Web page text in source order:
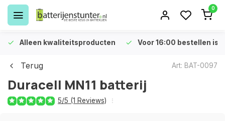
0
Alleen kwaliteitsproducten Voor 16:00 bestellen is
Terug Art: BAT-0097
Duracell MN11 batterij
5/5 (1 Reviews)